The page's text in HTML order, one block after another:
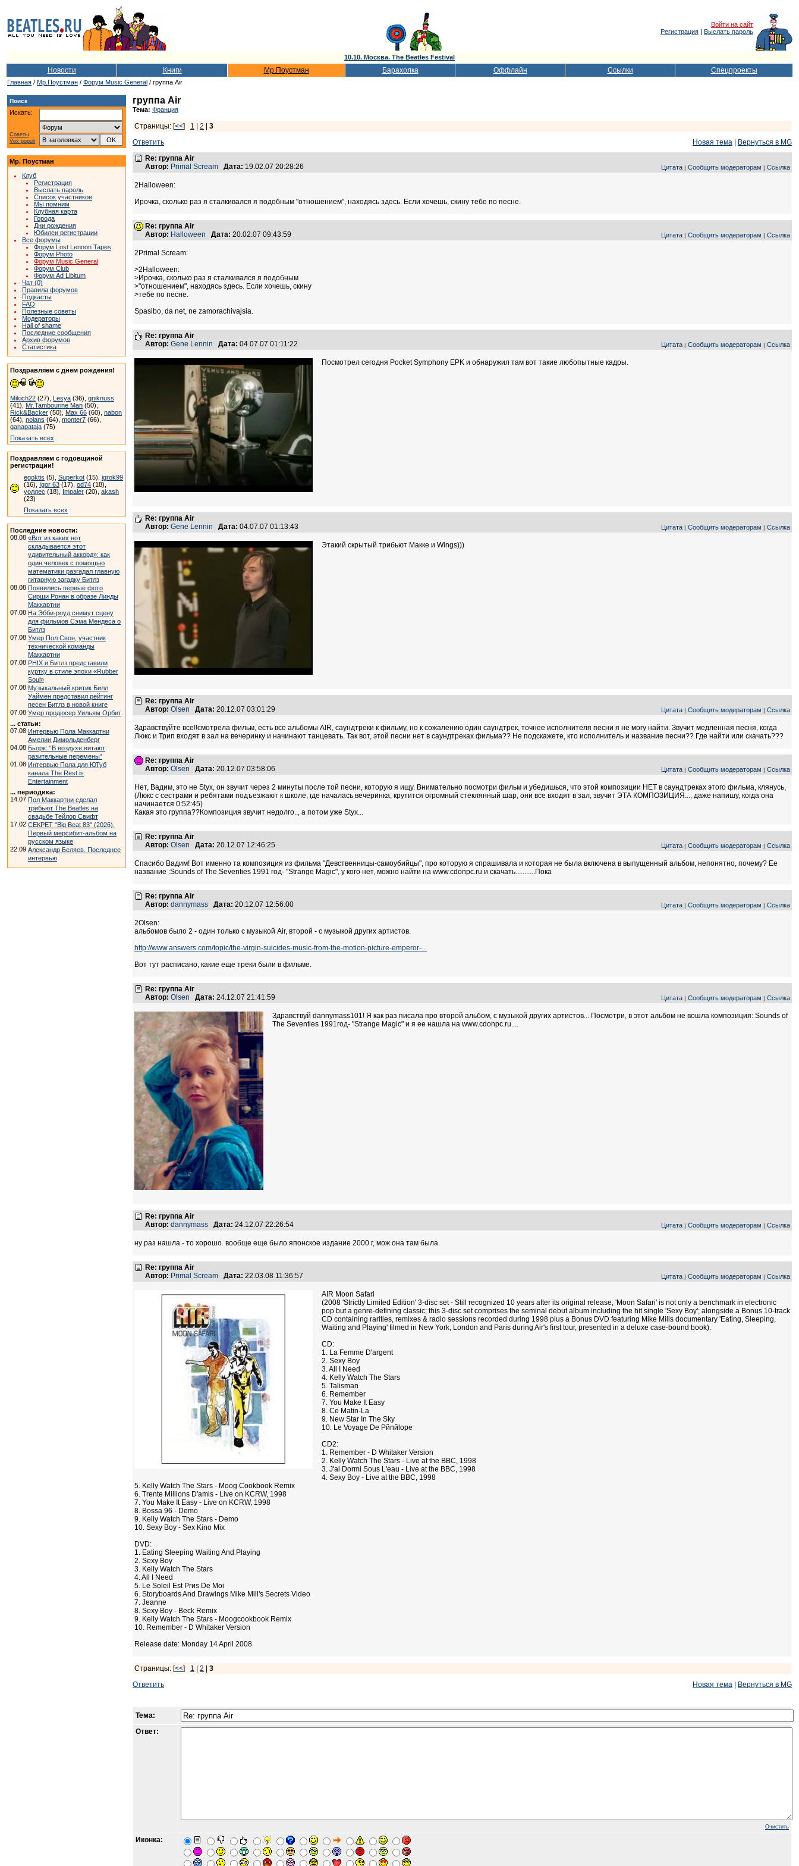
Войти на сайт
Регистрация | Выслать пароль
10.10. Москва. The Beatles Festival
Новости Книги Мр.Поустман Барахолка Оффлайн Ссылки Спецпроекты
Главная / Мр.Поустман / Форум Music General / группа Air
Поиск
Искать:
Советы
Vox populi
Мр. Поустман
Клуб
Регистрация
Выслать пароль
Список участников
Мы помним
Клубная карта
Города
Дни рождения
Юбилеи регистрации
Все форумы
Форум Lost Lennon Tapes
Форум Photo
Форум Music General
Форум Club
Форум Ad Libitum
Чат (0)
Правила форумов
Подкасты
FAQ
Полезные советы
Модераторы
Hall of shame
Последние сообщения
Архив форумов
Статистика
Поздравляем с днем рождения!
Mikich22 (27), Lesya (36), gniknuss
(41), Mr.Tambourine Man (50),
Rick&Backer (50), Max 66 (60), nabon
(64), nolans (64), monter7 (66),
ganapataja (75)
Показать всех
Поздравляем с годовщиной
регистрации!
egoktis (5), Superkot (15), igrok99
(16), Igor 63 (17), od74 (18),
уоллес (18), Impaler (20), akash
(23)
Показать всех
Последние новости:
08.08 «Вот из каких нот
складывается этот
удивительный аккорд»: как
один человек с помощью
математики разгадал главную
гитарную загадку Битлз
08.08 Появились первые фото
Сирши Ронан в образе Линды
Маккартни
07.08 На Эбби-роуд снимут сцену
для фильмов Сэма Мендеса о
Битлз
07.08 Умер Пол Свон, участник
технической команды
Маккартни
07.08 PHIX и Битлз представили
куртку в стиле эпохи «Rubber
Soul»
07.08 Музыкальный критик Билл
Уаймен представил рейтинг
песен Битлз в новой книге
07.08 Умер продюсер Уильям Орбит
... статьи:
07.08 Интервью Пола Маккартни
Амелии Димольденберг
04.08 Бьорк: “В воздухе витают
разительные перемены”
01.08 Интервью Пола для ЮТуб
канала The Rest is
Entertainment
... периодика:
14.07 Пол Маккартни сделал
трибьют The Beatles на
свадьбе Тейлор Свифт
17.02 СЕКРЕТ "Big Beat 83" (2026).
Первый мерсибит-альбом на
русском языке
22.09 Александр Беляев. Последнее
интервью
группа Air
Тема: Франция
Страницы: [<<] 1 2
3
Ответить
Новая тема
Вернуться в MG
Re: группа Air
Автор: Primal Scream Дата: 19.02.07 20:28:26 Цитата | Сообщить модераторам | Ссылка
2Halloween:
Ирочка, сколько раз я сталкивался я подобным "отношением", находясь здесь. Если хочешь, скину тебе по песне.
Re: группа Air
Автор: Halloween Дата: 20.02.07 09:43:59 Цитата | Сообщить модераторам | Ссылка
2Primal Scream:
>2Halloween:
>Ирочка, сколько раз я сталкивался я подобным
>"отношением", находясь здесь. Если хочешь, скину
>тебе по песне.
Spasibo, da net, ne zamorachivajsia.
Re: группа Air
Автор: Gene Lennin Дата: 04.07.07 01:11:22 Цитата | Сообщить модераторам | Ссылка
Посмотрел сегодня Pocket Symphony EPK и обнаружил там вот такие любопытные кадры.
Re: группа Air
Автор: Gene Lennin Дата: 04.07.07 01:13:43 Цитата | Сообщить модераторам | Ссылка
Этакий скрытый трибьют Макке и Wings)))
Re: группа Air
Автор: Olsen Дата: 20.12.07 03:01:29 Цитата | Сообщить модераторам | Ссылка
Здравствуйте все!!смотрела фильм, есть все альбомы AIR, саундтреки к фильму, но к сожалению один саундтрек, точнее исполнителя песни я не могу найти. Звучит медленная песня, когда
Люкс и Трип входят в зал на вечеринку и начинают танцевать. Так вот, этой песни нет в саундтреках фильма?? Не подскажете, кто исполнитель и название песни?? Где найти или скачать???
Re: группа Air
Автор: Olsen Дата: 20.12.07 03:58:06 Цитата | Сообщить модераторам | Ссылка
Нет, Вадим, это не Styx, он звучит через 2 минуты после той песни, которую я ищу. Внимательно посмотри фильм и убедишься, что этой композиции НЕТ в саундтреках этого фильма, клянусь,
(Люкс с сестрами и ребятами подъезжают к школе, где началась вечеринка, крутится огромный стеклянный шар, они все входят в зал, звучит ЭТА КОМПОЗИЦИЯ..., даже напишу, когда она
начинается 0:52:45)
Какая это группа??Композиция звучит недолго.., а потом уже Styx...
Re: группа Air
Автор: Olsen Дата: 20.12.07 12:46:25 Цитата | Сообщить модераторам | Ссылка
Спасибо Вадим! Вот именно та композиция из фильма "Девственницы-самоубийцы", про которую я спрашивала и которая не была включена в выпущенный альбом, непонятно, почему? Ее
название :Sounds of The Seventies 1991 год- "Strange Magic", у кого нет, можно найти на www.cdonpc.ru и скачать...........Пока
Re: группа Air
Автор: dannymass Дата: 20.12.07 12:56:00 Цитата | Сообщить модераторам | Ссылка
2Olsen:
альбомов было 2 - один только с музыкой Air, второй - с музыкой других артистов.
http://www.answers.com/topic/the-virgin-suicides-music-from-the-motion-picture-emperor-...
Вот тут расписано, какие еще треки были в фильме.
Re: группа Air
Автор: Olsen Дата: 24.12.07 21:41:59 Цитата | Сообщить модераторам | Ссылка
Здравствуй dannymass101! Я как раз писала про второй альбом, с музыкой других артистов... Посмотри, в этот альбом не вошла композиция: Sounds of
The Seventies 1991год- "Strange Magic" и я ее нашла на www.cdonpc.ru....
Re: группа Air
Автор: dannymass Дата: 24.12.07 22:26:54 Цитата | Сообщить модераторам | Ссылка
ну раз нашла - то хорошо. вообще еще было японское издание 2000 г, мож она там была
Re: группа Air
Автор: Primal Scream Дата: 22.03.08 11:36:57 Цитата | Сообщить модераторам | Ссылка
AIR Moon Safari
(2008 'Strictly Limited Edition' 3-disc set - Still recognized 10 years after its original release, 'Moon Safari' is not only a benchmark in electronic
pop but a genre-defining classic; this 3-disc set comprises the seminal debut album including the hit single 'Sexy Boy'; alongside a Bonus 10-track
CD containing rarities, remixes & radio sessions recorded during 1998 plus a Bonus DVD featuring Mike Mills documentary 'Eating, Sleeping,
Waiting and Playing' filmed in New York, London and Paris during Air's first tour, presented in a deluxe case-bound book).
CD:
1. La Femme D'argent
2. Sexy Boy
3. All I Need
4. Kelly Watch The Stars
5. Talisman
6. Remember
7. You Make It Easy
8. Ce Matin-Lа
9. New Star In The Sky
10. Le Voyage De Pйnйlope
CD2:
1. Remember - D Whitaker Version
2. Kelly Watch The Stars - Live at the BBC, 1998
3. J'ai Dormi Sous L'eau - Live at the BBC, 1998
4. Sexy Boy - Live at the BBC, 1998
5. Kelly Watch The Stars - Moog Cookbook Remix
6. Trente Millions D'amis - Live on KCRW, 1998
7. You Make It Easy - Live on KCRW, 1998
8. Bossa 96 - Demo
9. Kelly Watch The Stars - Demo
10. Sexy Boy - Sex Kino Mix
DVD:
1. Eating Sleeping Waiting And Playing
2. Sexy Boy
3. Kelly Watch The Stars
4. All I Need
5. Le Soleil Est Prиs De Moi
6. Storyboards And Drawings Mike Mill's Secrets Video
7. Jeanne
8. Sexy Boy - Beck Remix
9. Kelly Watch The Stars - Moogcookbook Remix
10. Remember - D Whitaker Version
Release date: Monday 14 April 2008
Страницы: [<<] 1 2
3
Ответить
Новая тема Вернуться в MG
Тема:
Ответ:
Очистить
Иконка: